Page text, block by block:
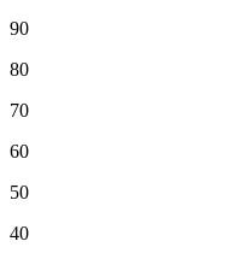
90
80
70
60
50
40